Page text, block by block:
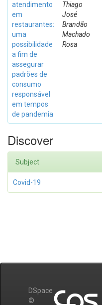
atendimento
em
restaurantes:
uma
possibilidade
a fim de
assegurar
padrões de
consumo
responsável
em tempos
de pandemia
Thiago
José
Brandão
Machado
Rosa
Discover
Subject
Covid-19
DSpace
©